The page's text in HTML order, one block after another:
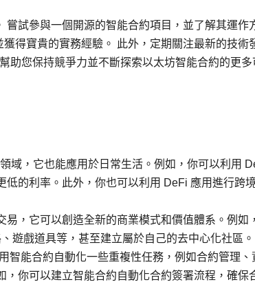
試參與一個開源的智能合約項目，並了解其運作
得寶貴的實務經驗。 此外，定期關注最新的技術
助您保持競爭力並不斷探索以太坊智能合約的更多
域，它也能應用於日常生活。例如，你可以利用
的利率。此外，你也可以利用 DeFi 應用進行跨
，它可以創造全新的商業模式和價值體系。例如
遊戲道具等，甚至建立屬於自己的去中心化社區。
智能合約自動化一些重複性任務，例如合約管理、
你可以建立智能合約自動化合約簽署流程，確保